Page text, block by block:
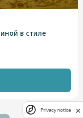
в стиле
Privacy notice